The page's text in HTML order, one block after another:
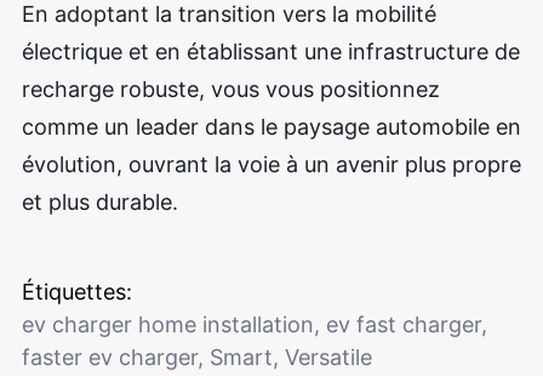
En adoptant la transition vers la mobilité
électrique et en établissant une infrastructure de
recharge robuste, vous vous positionnez
comme un leader dans le paysage automobile en
évolution, ouvrant la voie à un avenir plus propre
et plus durable.
Étiquettes:
ev charger home installation, ev fast charger,
faster ev charger, Smart, Versatile